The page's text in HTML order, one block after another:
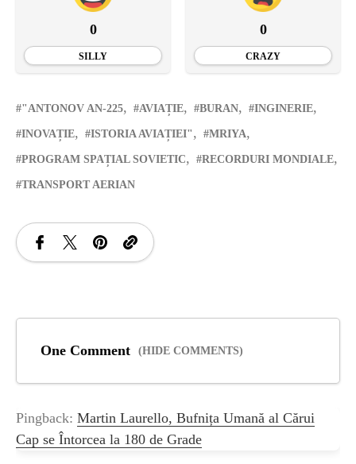
0
SILLY
0
CRAZY
"ANTONOV AN-225 AVIAȚIE BURAN INGINERIE
INOVAȚIE ISTORIA AVIAȚIEI" MRIYA
PROGRAM SPAȚIAL SOVIETIC RECORDURI MONDIALE
TRANSPORT AERIAN
One Comment (HIDE COMMENTS)
Pingback: Martin Laurello, Bufnița Umană al Cărui
Cap se Întorcea la 180 de Grade